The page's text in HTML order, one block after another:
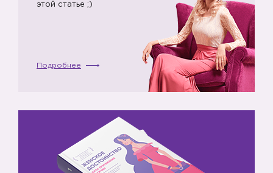
этой статье ;)
Подробнее